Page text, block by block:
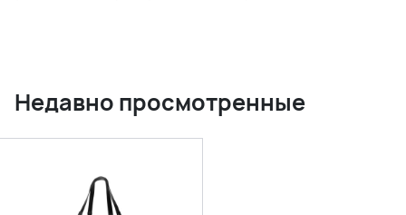
Недавно просмотренные